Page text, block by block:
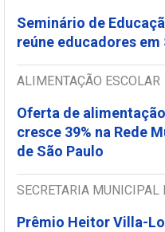
Seminário de
reúne educadores em
ALIMENTAÇÃO ESCOLAR
Oferta de
cresce 39% na Rede
de São Paulo
SECRETARIA MUNICIPAL
Prêmio Heitor Villa-